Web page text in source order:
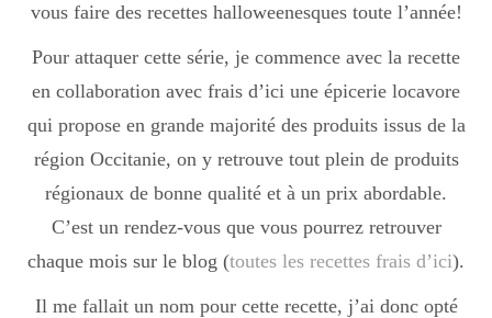
vous faire des recettes halloweenesques toute l’année!
Pour attaquer cette série, je commence avec la recette
en collaboration avec frais d’ici une épicerie locavore
qui propose en grande majorité des produits issus de la
région Occitanie, on y retrouve tout plein de produits
régionaux de bonne qualité et à un prix abordable.
C’est un rendez-vous que vous pourrez retrouver
chaque mois sur le blog (toutes les recettes frais d’ici).
Il me fallait un nom pour cette recette, j’ai donc opté